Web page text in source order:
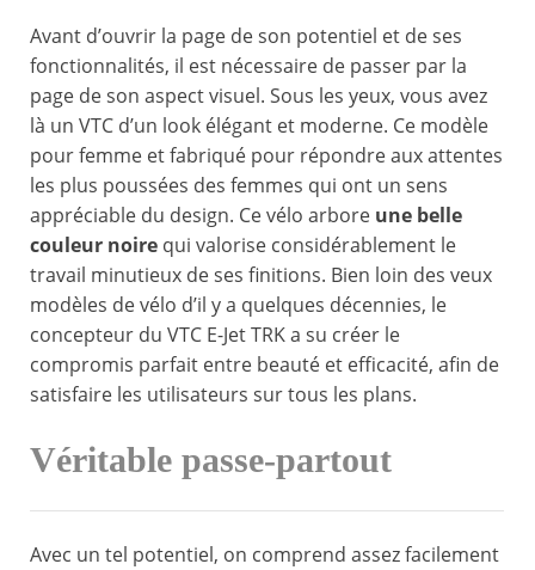
Avant d’ouvrir la page de son potentiel et de ses
fonctionnalités, il est nécessaire de passer par la
page de son aspect visuel. Sous les yeux, vous avez
là un VTC d’un look élégant et moderne. Ce modèle
pour femme et fabriqué pour répondre aux attentes
les plus poussées des femmes qui ont un sens
appréciable du design. Ce vélo arbore une belle
couleur noire qui valorise considérablement le
travail minutieux de ses finitions. Bien loin des veux
modèles de vélo d’il y a quelques décennies, le
concepteur du VTC E-Jet TRK a su créer le
compromis parfait entre beauté et efficacité, afin de
satisfaire les utilisateurs sur tous les plans.
Véritable passe-partout
Avec un tel potentiel, on comprend assez facilement